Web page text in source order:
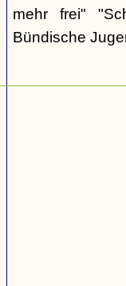
mehr frei"
Bündische